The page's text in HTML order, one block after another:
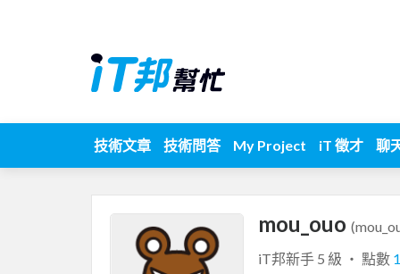
技術文章 技術問答 My Project iT 徵才 聊
mou_ouo
iT邦新手 5 級 ‧ 點數